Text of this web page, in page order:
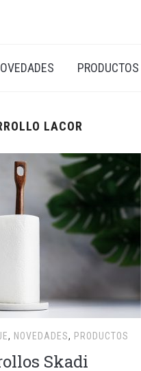
PRODUCTOS
LACOR
, NOVEDADES, PRODUCTOS
Skadi